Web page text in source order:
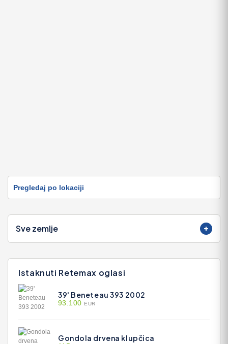
Pregledaj po lokaciji
Sve zemlje
Istaknuti Retemax oglasi
39' Beneteau 393 2002
93.100 EUR
Gondola drvena klupčica